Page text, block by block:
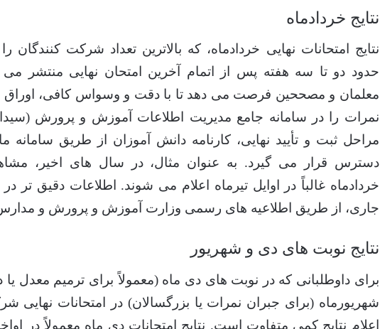
نتایج خردادماه
نتایج امتحانات نهایی خردادماه، که بالاترین تعداد شرکت
حدود دو تا سه هفته پس از اتمام آخرین امتحان نهایی منتشر می
معلمان و مصححین فرصت می دهد تا با دقت و وسواس کافی، اوراق
نمرات را در سامانه جامع مدیریت اطلاعات آموزش و پرورش
دسترس قرار می گیرد. به عنوان مثال، در سال های اخیر،
خردادماه غالباً در اوایل تیرماه اعلام می شوند. اطلاعات دقیق
جاری، از طریق اطلاعیه های رسمی وزارت آموزش و پرورش و
نتایج نوبت های دی و شهریور
برای داوطلبانی که در نوبت های دی ماه (معمولاً برای ترمیم معدل
شهریورماه (برای جبران نمرات یا بزرگسالان) در امتحانات نهایی
اعلام نتایج کمی متفاوت است. نتایج امتحانات دی ماه معمولاً در